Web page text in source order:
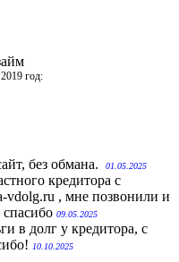
год:
без обмана. 01.05.2025
кредитора с
vdolg.ru , мне позвонили и
09.05.2025
в долг у кредитора, с
10.10.2025